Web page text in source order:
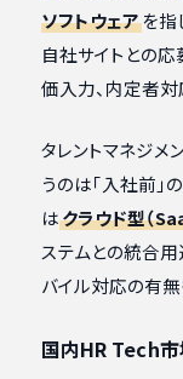
ソフトウェアを指
自社サイトとの
価入力、内定者対
タレントマネジメ
うのは「入社前
はクラウド型（
ステムとの統合用
バイル対応の有無
国内HR Tech市